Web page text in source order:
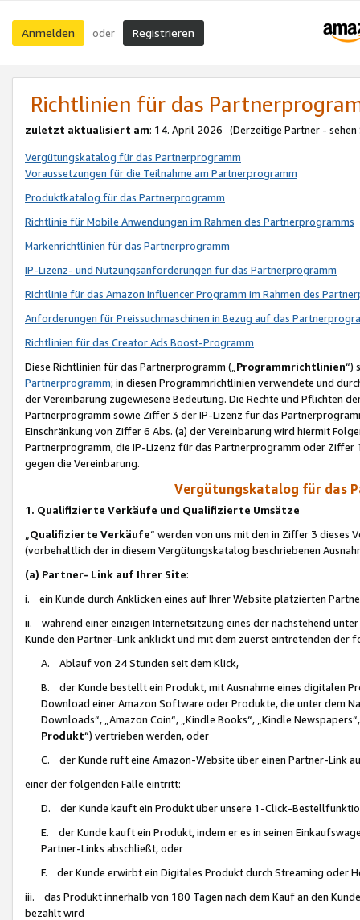
Anmelden oder Registrieren
Richtlinien für das
zuletzt aktualisiert am: 14. April 2026 (Derzeitige Partner - sehen
Vergütungskatalog für das Partnerprogramm
Voraussetzungen für die Teilnahme am Partnerprogramm
Produktkatalog für das Partnerprogramm
Richtlinie für Mobile Anwendungen im Rahmen des Partnerprogramms
Markenrichtlinien für das Partnerprogramm
IP-Lizenz- und Nutzungsanforderungen für das Partnerprogramm
Richtlinie für das Amazon Influencer Programm im Rahmen des
Anforderungen für Preissuchmaschinen in Bezug auf das
Richtlinien für das Creator Ads Boost-Programm
Diese Richtlinien für das Partnerprogramm („Programmrichtlinien“)
Partnerprogramm; in diesen Programmrichtlinien verwendete und
der Vereinbarung zugewiesene Bedeutung. Die Rechte und Pflichten
Partnerprogramm sowie Ziffer 3 der IP-Lizenz für das
Einschränkung von Ziffer 6 Abs. (a) der Vereinbarung wird hiermit
Partnerprogramm, die IP-Lizenz für das Partnerprogramm oder
gegen die Vereinbarung.
Vergütungskatalog für das
1. Qualifizierte Verkäufe und Qualifizierte Umsätze
Qualifizierte Verkäufe“ werden von uns mit den in Ziffer 3
(vorbehaltlich der in diesem Vergütungskatalog beschriebenen
(a) Partner- Link auf Ihrer Site:
i. ein Kunde durch Anklicken eines auf Ihrer Website platzierten
ii. während einer einzigen Internetsitzung eines der nachstehend
Kunde den Partner-Link anklickt und mit dem zuerst eintretenden der
A. Ablauf von 24 Stunden seit dem Klick,
B. der Kunde bestellt ein Produkt, mit Ausnahme eines digitalen
Download einer Amazon Software oder Produkte, die unter dem
Downloads“, „Amazon Coin“, „Kindle Books“, „Kindle
Produkt“) vertrieben werden, oder
C. der Kunde ruft eine Amazon-Website über einen Partner-Link
einer der folgenden Fälle eintritt:
D. der Kunde kauft ein Produkt über unsere 1-Click-
E. der Kunde kauft ein Produkt, indem er es in seinen
Partner-Links abschließt, oder
F. der Kunde erwirbt ein Digitales Produkt durch Streaming oder
iii. das Produkt innerhalb von 180 Tagen nach dem Kauf an den
bezahlt wird